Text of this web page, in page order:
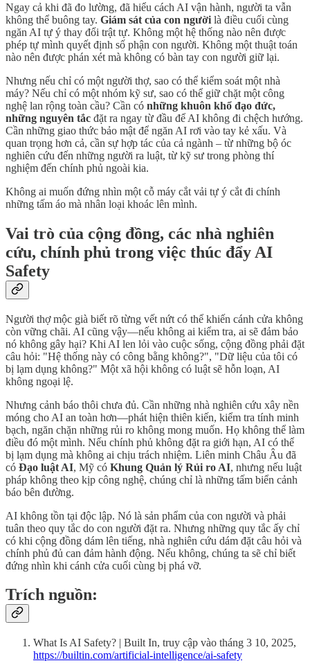
Ngay cả khi đã đo lường, đã hiểu cách AI vận hành, người ta vẫn
không thể buông tay. Giám sát của con người là điều cuối cùng
ngăn AI tự ý thay đổi trật tự. Không một hệ thống nào nên được
phép tự mình quyết định số phận con người. Không một thuật toán
nào nên được phán xét mà không có bàn tay con người giữ lại.
Nhưng nếu chỉ có một người thợ, sao có thể kiểm soát một nhà
máy? Nếu chỉ có một nhóm kỹ sư, sao có thể giữ chặt một công
nghệ lan rộng toàn cầu? Cần có những khuôn khổ đạo đức,
những nguyên tắc đặt ra ngay từ đầu để AI không đi chệch hướng.
Cần những giao thức bảo mật để ngăn AI rơi vào tay kẻ xấu. Và
quan trọng hơn cả, cần sự hợp tác của cả ngành – từ những bộ óc
nghiên cứu đến những người ra luật, từ kỹ sư trong phòng thí
nghiệm đến chính phủ ngoài kia.
Không ai muốn đứng nhìn một cỗ máy cắt vải tự ý cắt đi chính
những tấm áo mà nhân loại khoác lên mình.
Vai trò của cộng đồng, các nhà nghiên
cứu, chính phủ trong việc thúc đẩy AI
Safety
Người thợ mộc già biết rõ từng vết nứt có thể khiến cánh cửa không
còn vững chãi. AI cũng vậy—nếu không ai kiểm tra, ai sẽ đảm bảo
nó không gây hại? Khi AI len lỏi vào cuộc sống, cộng đồng phải đặt
câu hỏi: "Hệ thống này có công bằng không?", "Dữ liệu của tôi có
bị lạm dụng không?" Một xã hội không có luật sẽ hỗn loạn, AI
không ngoại lệ.
Nhưng cảnh báo thôi chưa đủ. Cần những nhà nghiên cứu xây nền
móng cho AI an toàn hơn—phát hiện thiên kiến, kiểm tra tính minh
bạch, ngăn chặn những rủi ro không mong muốn. Họ không thể làm
điều đó một mình. Nếu chính phủ không đặt ra giới hạn, AI có thể
bị lạm dụng mà không ai chịu trách nhiệm. Liên minh Châu Âu đã
có Đạo luật AI, Mỹ có Khung Quản lý Rủi ro AI, nhưng nếu luật
pháp không theo kịp công nghệ, chúng chỉ là những tấm biển cảnh
báo bên đường.
AI không tồn tại độc lập. Nó là sản phẩm của con người và phải
tuân theo quy tắc do con người đặt ra. Nhưng những quy tắc ấy chỉ
có khi cộng đồng dám lên tiếng, nhà nghiên cứu dám đặt câu hỏi và
chính phủ đủ can đảm hành động. Nếu không, chúng ta sẽ chỉ biết
đứng nhìn khi cánh cửa cuối cùng bị phá vỡ.
Trích nguồn:
What Is AI Safety? | Built In, truy cập vào tháng 3 10, 2025,
https://builtin.com/artificial-intelligence/ai-safety